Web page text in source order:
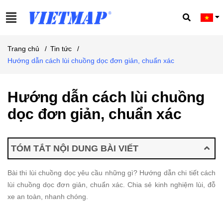
Trang chủ / Tin tức
/
Hướng dẫn cách lùi chuồng dọc đơn giản, chuẩn xác
Hướng dẫn cách lùi chuồng
dọc đơn giản, chuẩn xác
TÓM TẮT NỘI DUNG BÀI VIẾT
Bài thi lùi chuồng dọc yêu cầu những gì? Hướng dẫn chi tiết cách
lùi chuồng dọc đơn giản, chuẩn xác. Chia sẻ kinh nghiệm lùi, đỗ
xe an toàn, nhanh chóng.